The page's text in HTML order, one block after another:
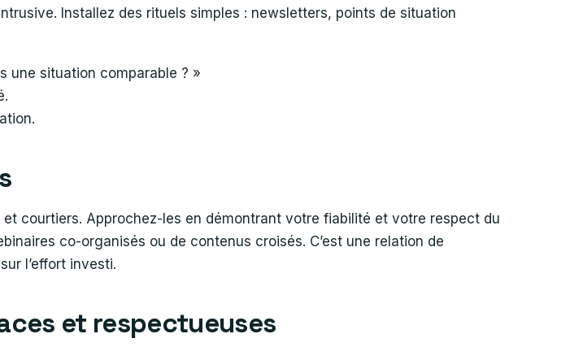
Installez des rituels simples : newsletters, points de situation
une situation comparable ? »
courtiers. Approchez-les en démontrant votre fiabilité et votre respect du
co-organisés ou de contenus croisés. C’est une relation de
l’effort investi.
et respectueuses